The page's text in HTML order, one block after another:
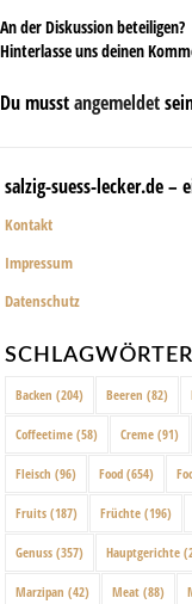
An der Diskussion beteiligen?
Hinterlasse uns deinen
Du musstangemeldet
salzig-suess-lecker.de –
Kontakt
Impressum
Datenschutz
SCHLAGWÖRTER
Backen (204) Beeren (82)
Coffeetime (58) Creme (91)
Fleisch (96) Food (654)
Fruits (187) Früchte (196)
Genuss (357) Hauptgerichte
Marzipan (42) Meat (88)